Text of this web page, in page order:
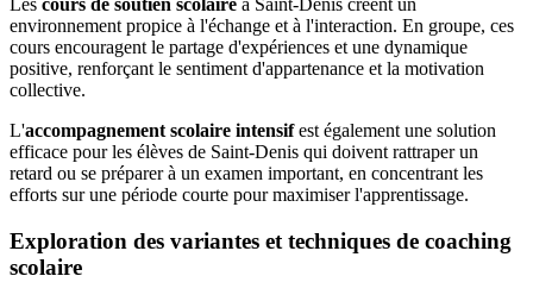
Les cours de soutien scolaire à Saint-Denis créent un
environnement propice à l'échange et à l'interaction. En groupe, ces
cours encouragent le partage d'expériences et une dynamique
positive, renforçant le sentiment d'appartenance et la motivation
collective.
L'accompagnement scolaire intensifest également une solution
efficace pour les élèves de Saint-Denis qui doivent rattraper un
retard ou se préparer à un examen important, en concentrant les
efforts sur une période courte pour maximiser l'apprentissage.
Exploration des variantes et techniques de coaching
scolaire